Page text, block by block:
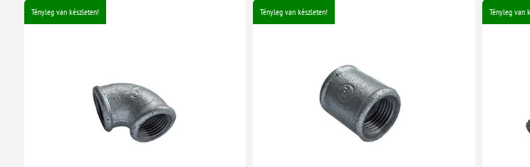
Tényleg van készleten! Tényleg van készleten! Tényleg van